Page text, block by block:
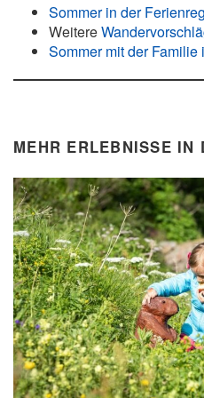
Sommer in der
Weitere
Sommer mit der Familie
MEHR ERLEBNISSE IN